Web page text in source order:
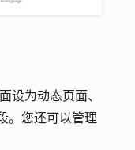
设为动态页面、
。您还可以管理